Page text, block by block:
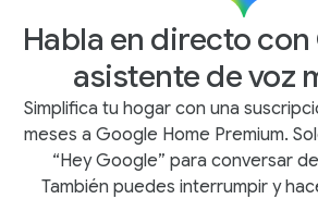
Habla en directo con
asistente de voz
Simplifica tu hogar con una
meses a Google Home Premium.
“Hey Google” para conversar
También puedes interrumpir y